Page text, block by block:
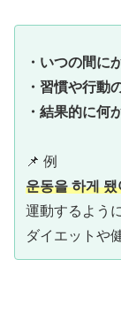
・いつの間に
・習慣や行動
・結果的に何
📌 例
운동을 하게 됐
運動するよう
ダイエットや